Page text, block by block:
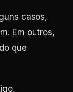
casos,
Em outros,
que